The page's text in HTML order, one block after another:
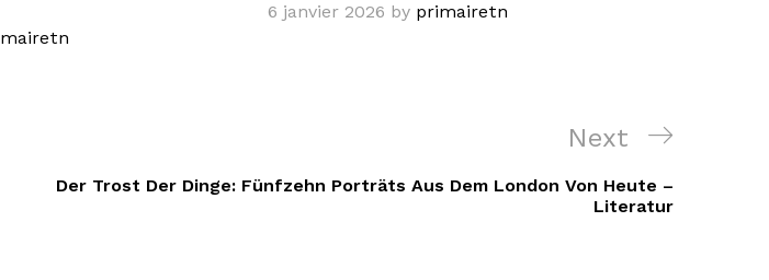
6 janvier 2026 by primairetn
Next
Post
Next
Der Trost Der Dinge: Fünfzehn Porträts Aus Dem London Von Heute –
Literatur